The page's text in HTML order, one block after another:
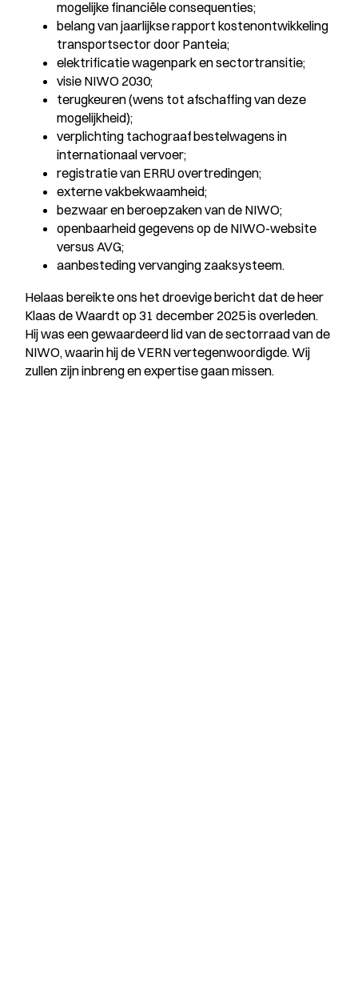
mogelijke financiële consequenties;
belang van jaarlijkse rapport kostenontwikkeling
transportsector door Panteia;
elektrificatie wagenpark en sectortransitie;
visie NIWO 2030;
terugkeuren (wens tot afschaffing van deze
mogelijkheid);
verplichting tachograaf bestelwagens in
internationaal vervoer;
registratie van ERRU overtredingen;
externe vakbekwaamheid;
bezwaar en beroepzaken van de NIWO;
openbaarheid gegevens op de NIWO-website
versus AVG;
aanbesteding vervanging zaaksysteem.
Helaas bereikte ons het droevige bericht dat de heer
Klaas de Waardt op 31 december 2025 is overleden.
Hij was een gewaardeerd lid van de sectorraad van de
NIWO, waarin hij de VERN vertegenwoordigde. Wij
zullen zijn inbreng en expertise gaan missen.